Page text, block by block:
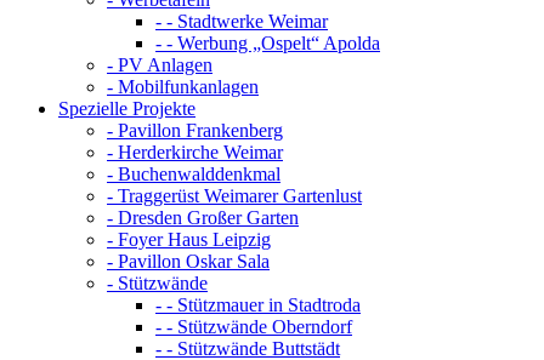
- - Stadtwerke Weimar
- - Werbung „Ospelt“ Apolda
- PV Anlagen
- Mobilfunkanlagen
Spezielle Projekte
- Pavillon Frankenberg
- Herderkirche Weimar
- Buchenwalddenkmal
- Traggerüst Weimarer Gartenlust
- Dresden Großer Garten
- Foyer Haus Leipzig
- Pavillon Oskar Sala
- Stützwände
- - Stützmauer in Stadtroda
- - Stützwände Oberndorf
- - Stützwände Buttstädt